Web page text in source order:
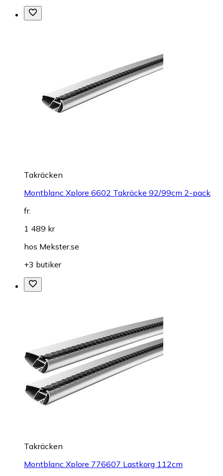
Takräcken
Montblanc Xplore 6602 Takräcke 92/99cm 2-pack
fr.
1 489 kr
hos Mekster.se
+3 butiker
Takräcken
Montblanc Xplore 776607 Lastkorg 112cm